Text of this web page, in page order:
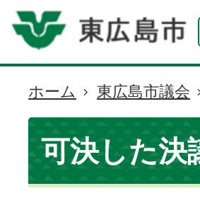
現
在
の
位
置
ホーム 東広島市議会
可決した決